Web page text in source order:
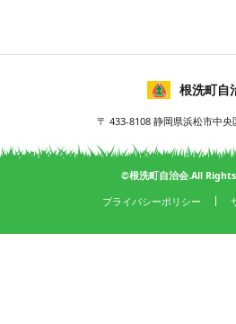
根洗町自
〒 433-8108 静岡県浜松市中央
©根洗町自治会.All
プライバシーポリシー